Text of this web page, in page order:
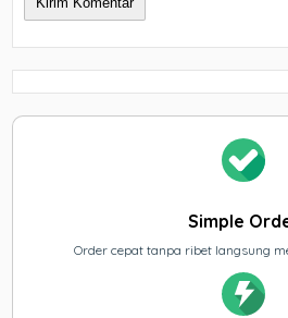
Simple
Order cepat tanpa ribet langsung